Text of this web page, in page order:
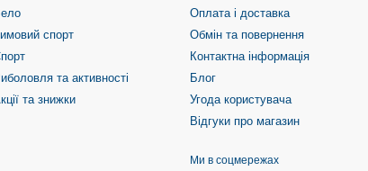
спорт
та активності
та знижки
Оплата і доставка
Обмін та повернення
Контактна інформація
Блог
Угода користувача
Відгуки про магазин
Ми в соцмережах